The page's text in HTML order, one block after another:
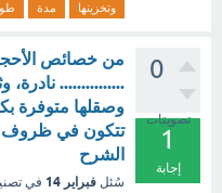
وتخزينها
مدة
0
تصويتات
1
إجابة
من خصائص
............... نادرة،
وصقلها متوفرة
تتكون في
الشرح
سُئل فبراير 14 في